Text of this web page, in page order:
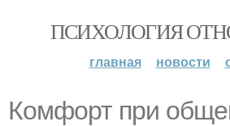
ПСИХОЛОГИЯ
главная новости
Комфорт при